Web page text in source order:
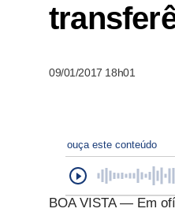
09/01/2017 18h01
ouça este conteúdo
BOA VISTA — Em